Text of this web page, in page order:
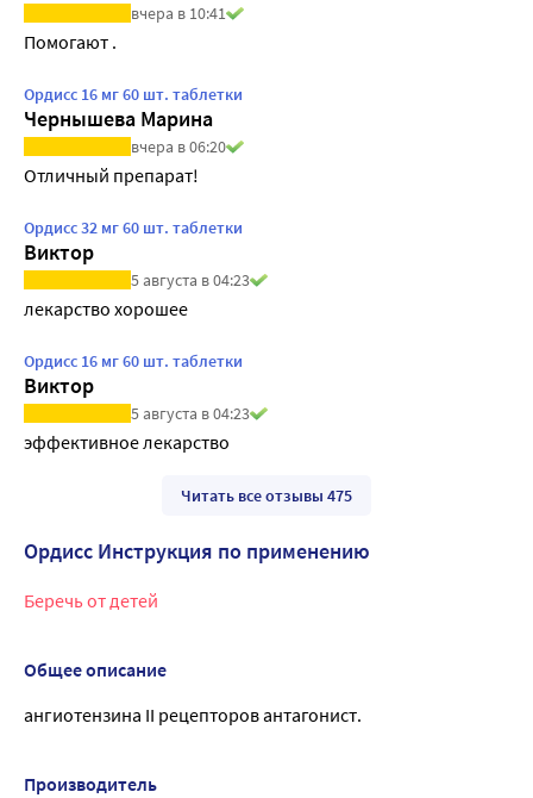
вчера в 10:41
Помогают .
Ордисс 16 мг 60 шт. таблетки
Чернышева Марина
вчера в 06:20
Отличный препарат!
Ордисс 32 мг 60 шт. таблетки
Виктор
5 августа в 04:23
лекарство хорошее
Ордисс 16 мг 60 шт. таблетки
Виктор
5 августа в 04:23
эффективное лекарство
Читать все отзывы 475
Ордисс Инструкция по применению
Беречь от детей
Общее описание
ангиотензина II рецепторов антагонист.
Производитель